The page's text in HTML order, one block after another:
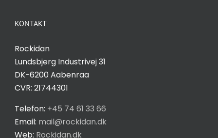
KONTAKT
Rockidan
Lundsbjerg Industrivej 31
DK-6200 Aabenraa
CVR: 21744301
Telefon: +45 74 61 33 66
Email: mail@rockidan.dk
Web: Rockidan.dk
Salgs- og leveringsbetingelser
Privatlivspolitik